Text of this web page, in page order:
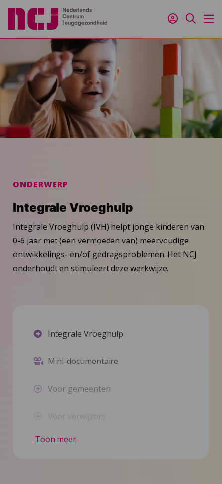
Inloggen
Zoeken
ONDERWERP
Integrale Vroeghulp
Integrale Vroeghulp (IVH) helpt jonge kinderen van
0-6 jaar met (een vermoeden van) meervoudige
ontwikkelings- en/of gedragsproblemen. Het NCJ
onderhoudt en stimuleert deze werkwijze.
Integrale Vroeghulp
Mini-documentaire
Voor gemeenten
Voor verwijzers
Voor JGZ
Toon meer